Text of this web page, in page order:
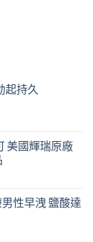
起持久
美國輝瑞原廠
性早洩 鹽酸達